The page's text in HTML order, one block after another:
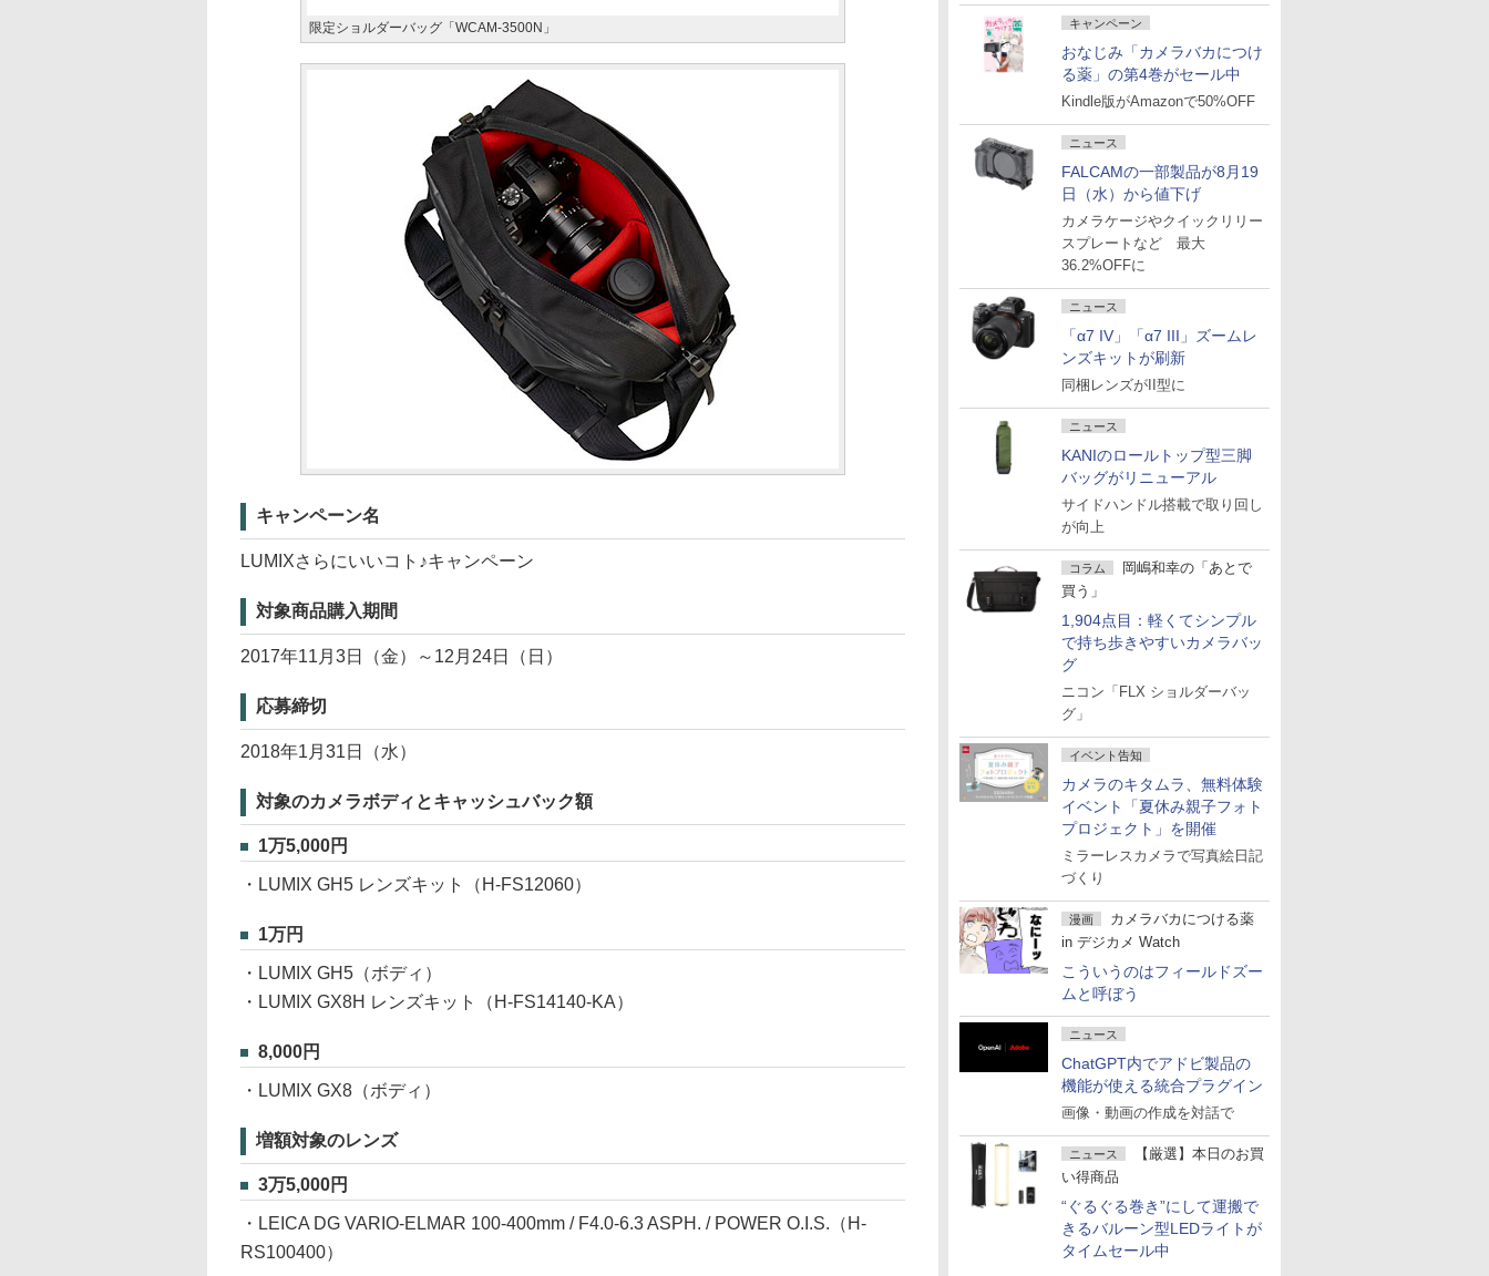
キャンペーン
おなじみ「カメラバカにつけ
る薬」の第4巻がセール中
Kindle版がAmazonで50%OFF
ニュース
FALCAMの一部製品が8月19
日（水）から値下げ
カメラケージやクイックリリー
スプレートなど 最大
36.2%OFFに
ニュース
「α7 IV」「α7 III」ズームレ
ンズキットが刷新
同梱レンズがII型に
ニュース
KANIのロールトップ型三脚
バッグがリニューアル
サイドハンドル搭載で取り回し
が向上
コラム
岡嶋和幸の「あとで
買う」
1,904点目：軽くてシンプル
で持ち歩きやすいカメラバッ
グ
ニコン「FLX ショルダーバッ
グ」
イベント告知
カメラのキタムラ、無料体験
イベント「夏休み親子フォト
プロジェクト」を開催
ミラーレスカメラで写真絵日記
づくり
漫画
カメラバカにつける薬
in デジカメ Watch
こういうのはフィールドズー
ムと呼ぼう
ニュース
ChatGPT内でアドビ製品の
機能が使える統合プラグイン
画像・動画の作成を対話で
ニュース
【厳選】本日のお買
い得商品
“ぐるぐる巻き”にして運搬で
きるバルーン型LEDライトが
タイムセール中
限定ショルダーバッグ「WCAM-3500N」
キャンペーン名
LUMIXさらにいいコト♪キャンペーン
対象商品購入期間
2017年11月3日（金）～12月24日（日）
応募締切
2018年1月31日（水）
対象のカメラボディとキャッシュバック額
1万5,000円
・LUMIX GH5 レンズキット（H-FS12060）
1万円
・LUMIX GH5（ボディ）
・LUMIX GX8H レンズキット（H-FS14140-KA）
8,000円
・LUMIX GX8（ボディ）
増額対象のレンズ
3万5,000円
・LEICA DG VARIO-ELMAR 100-400mm / F4.0-6.3 ASPH. / POWER O.I.S.（H-
RS100400）